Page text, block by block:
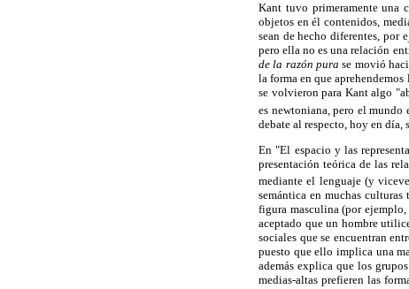
Kant tuvo primeramente una
objetos en él contenidos,
sean de hecho diferentes, por
pero ella no es una relación
de la razón pura se movió
la forma en que aprehendemos
se volvieron para Kant algo
es newtoniana, pero el mundo
debate al respecto, hoy en día,
En "El espacio y las
presentación teórica de las
mediante el lenguaje (y
semántica en muchas
figura masculina (por
aceptado que un hombre
sociales que se encuentran
puesto que ello implica una
además explica que los
medias-altas prefieren las